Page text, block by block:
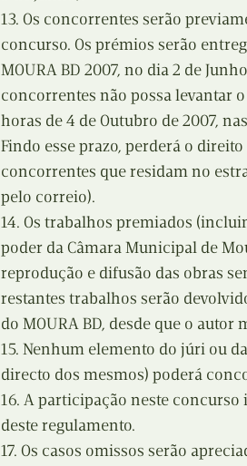
13. Os concorrentes serão
concurso. Os prémios serão
MOURA BD 2007, no dia 2 de
concorrentes não possa levantar
horas de 4 de Outubro de 2007,
Findo esse prazo, perderá o
concorrentes que residam no
pelo correio).
14. Os trabalhos premiados
poder da Câmara Municipal de
reprodução e difusão das obras
restantes trabalhos serão
do MOURA BD, desde que o autor
15. Nenhum elemento do júri ou
directo dos mesmos) poderá
16. A participação neste
deste regulamento.
17. Os casos omissos serão